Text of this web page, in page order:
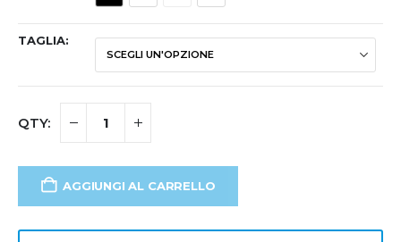
TAGLIA
AGGIUNGI AL CARRELLO